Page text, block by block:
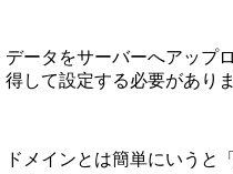
データをサーバーへアップ
得して設定する必要がありま
ドメインとは簡単にいうと